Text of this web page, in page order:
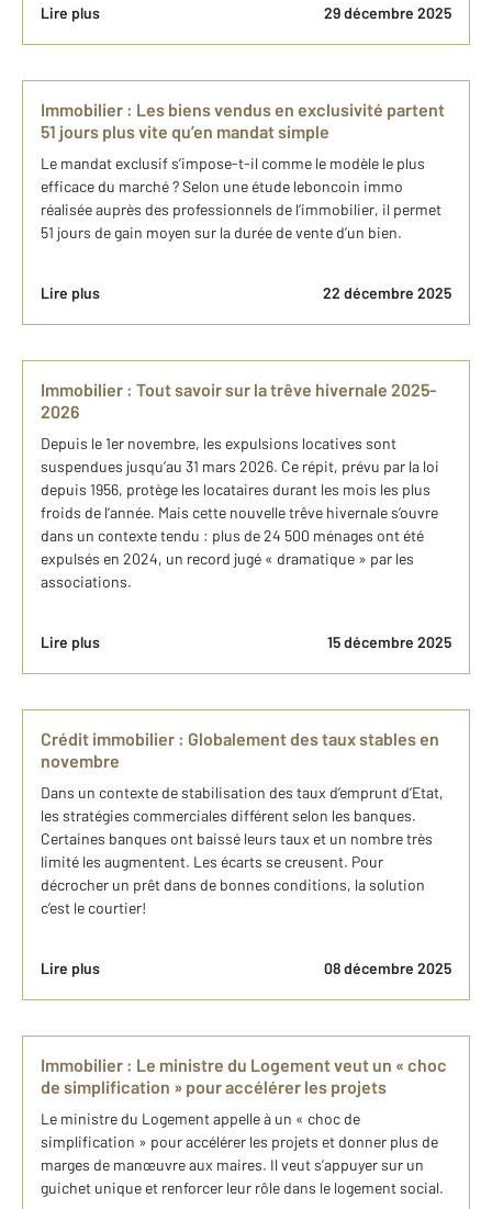
Lire plus 29 décembre 2025
Immobilier : Les biens vendus en exclusivité partent
51 jours plus vite qu’en mandat simple
Le mandat exclusif s’impose-t-il comme le modèle le plus
efficace du marché ? Selon une étude leboncoin immo
réalisée auprès des professionnels de l’immobilier, il permet
51 jours de gain moyen sur la durée de vente d’un bien.
Lire plus 22 décembre 2025
Immobilier : Tout savoir sur la trêve hivernale 2025-
2026
Depuis le 1er novembre, les expulsions locatives sont
suspendues jusqu’au 31 mars 2026. Ce répit, prévu par la loi
depuis 1956, protège les locataires durant les mois les plus
froids de l’année. Mais cette nouvelle trêve hivernale s’ouvre
dans un contexte tendu : plus de 24 500 ménages ont été
expulsés en 2024, un record jugé « dramatique » par les
associations.
Lire plus 15 décembre 2025
Crédit immobilier : Globalement des taux stables en
novembre
Dans un contexte de stabilisation des taux d’emprunt d’Etat,
les stratégies commerciales différent selon les banques.
Certaines banques ont baissé leurs taux et un nombre très
limité les augmentent. Les écarts se creusent. Pour
décrocher un prêt dans de bonnes conditions, la solution
c’est le courtier!
Lire plus 08 décembre 2025
Immobilier : Le ministre du Logement veut un « choc
de simplification » pour accélérer les projets
Le ministre du Logement appelle à un « choc de
simplification » pour accélérer les projets et donner plus de
marges de manœuvre aux maires. Il veut s’appuyer sur un
guichet unique et renforcer leur rôle dans le logement social.